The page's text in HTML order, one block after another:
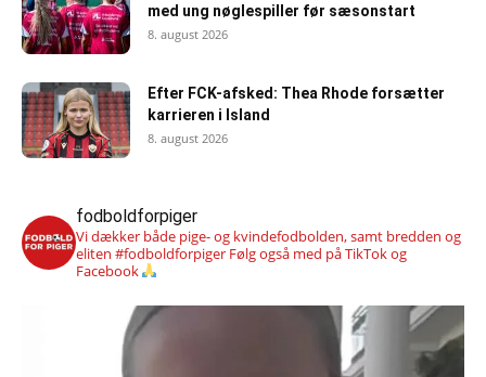
med ung nøglespiller før sæsonstart
8. august 2026
Efter FCK-afsked: Thea Rhode forsætter
karrieren i Island
8. august 2026
fodboldforpiger
Vi dækker både pige- og kvindefodbolden, samt bredden og
eliten #fodboldforpiger Følg også med på TikTok og
Facebook